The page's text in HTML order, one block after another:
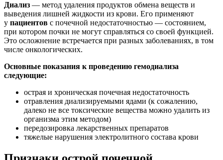
Диализ — метод удаления продуктов обмена веществ и
выведения лишней жидкости из крови. Его применяют
у пациентов с почечной недостаточностью — состоянием,
при котором почки не могут справляться со своей функцией.
Это осложнение встречается при разных заболеваниях, в том
числе онкологических.
Основные показания к проведению гемодиализа
следующие:
острая и хроническая почечная недостаточность
отравления диализируемыми ядами (к сожалению,
далеко не все токсические вещества можно удалить из
организма этим методом)
передозировка лекарственных препаратов
тяжелые нарушения электролитного состава крови